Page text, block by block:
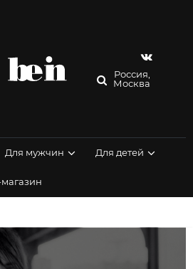
Россия,
Москва
Для мужчин Для детей